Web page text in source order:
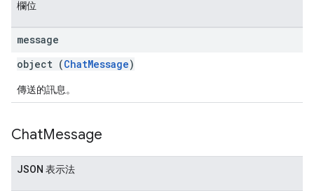
欄位
message
object (ChatMessage)
傳送的訊息。
ChatMessage
JSON 表示法